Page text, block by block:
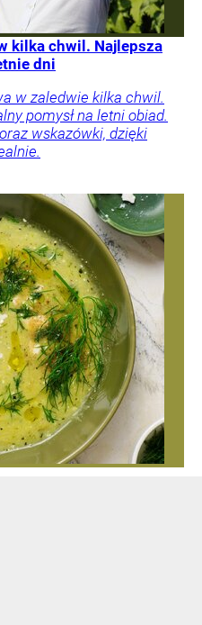
kilka chwil. Najlepsza
dni
w zaledwie kilka chwil.
pomysł na letni obiad.
wskazówki, dzięki